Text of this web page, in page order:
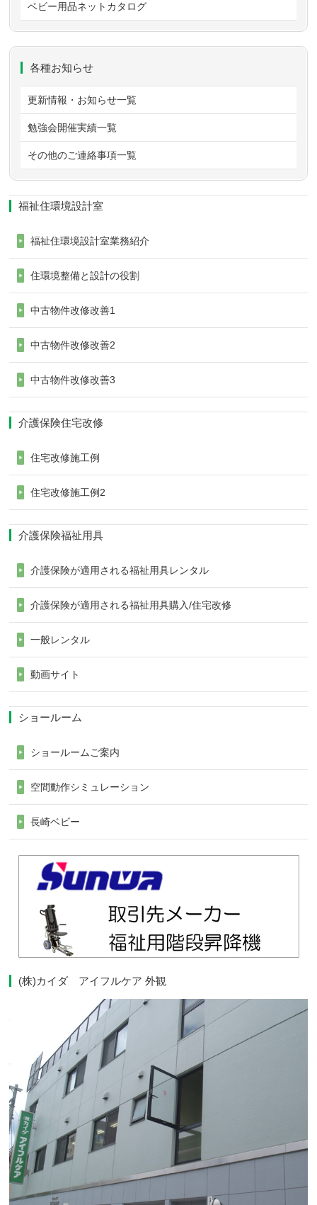
ベビー用品ネットカタログ
各種お知らせ
更新情報・お知らせ一覧
勉強会開催実績一覧
その他のご連絡事項一覧
福祉住環境設計室
福祉住環境設計室業務紹介
住環境整備と設計の役割
中古物件改修改善1
中古物件改修改善2
中古物件改修改善3
介護保険住宅改修
住宅改修施工例
住宅改修施工例2
介護保険福祉用具
介護保険が適用される福祉用具レンタル
介護保険が適用される福祉用具購入/住宅改修
一般レンタル
動画サイト
ショールーム
ショールームご案内
空間動作シミュレーション
長崎ベビー
(株)カイダ アイフルケア 外観